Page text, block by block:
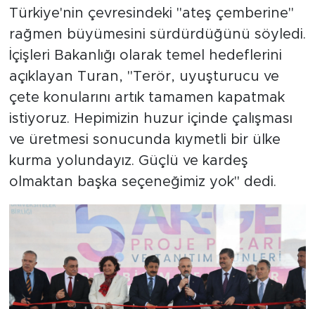
Türkiye'nin çevresindeki "ateş çemberine"
rağmen büyümesini sürdürdüğünü söyledi.
İçişleri Bakanlığı olarak temel hedeflerini
açıklayan Turan, "Terör, uyuşturucu ve
çete konularını artık tamamen kapatmak
istiyoruz. Hepimizin huzur içinde çalışması
ve üretmesi sonucunda kıymetli bir ülke
kurma yolundayız. Güçlü ve kardeş
olmaktan başka seçeneğimiz yok" dedi.